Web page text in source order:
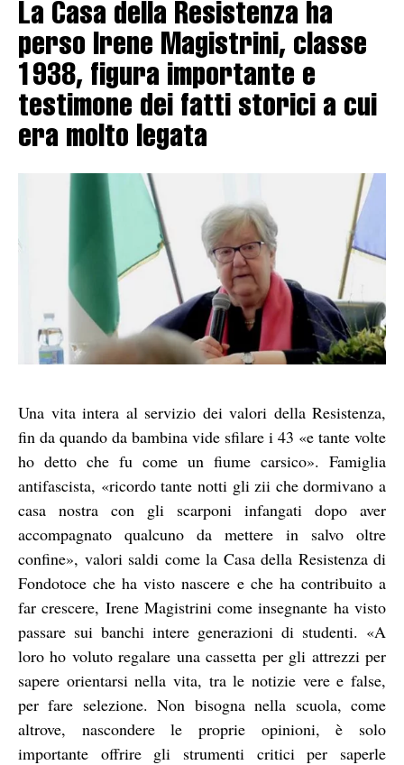
La Casa della Resistenza ha
perso Irene Magistrini, classe
1938, figura importante e
testimone dei fatti storici a cui
era molto legata
Una vita intera al servizio dei valori della Resistenza,
fin da quando da bambina vide sfilare i 43 «e tante volte
ho detto che fu come un fiume carsico». Famiglia
antifascista, «ricordo tante notti gli zii che dormivano a
casa nostra con gli scarponi infangati dopo aver
accompagnato qualcuno da mettere in salvo oltre
confine», valori saldi come la Casa della Resistenza di
Fondotoce che ha visto nascere e che ha contribuito a
far crescere, Irene Magistrini come insegnante ha visto
passare sui banchi intere generazioni di studenti. «A
loro ho voluto regalare una cassetta per gli attrezzi per
sapere orientarsi nella vita, tra le notizie vere e false,
per fare selezione. Non bisogna nella scuola, come
altrove, nascondere le proprie opinioni, è solo
importante offrire gli strumenti critici per saperle